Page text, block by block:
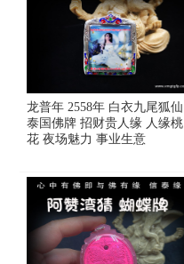
龙普年 2558年 白衣九尾狐仙
泰国佛牌 招财贵人缘 人缘桃
花 夜场魅力 事业生意